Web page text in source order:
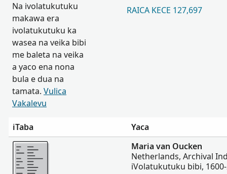
Na ivolatukutuku
makawa era
ivolatukutuku ka
wasea na veika bibi
me baleta na veika
a yaco ena nona
bula e dua na
tamata. Vulica
Vakalevu
RAICA KECE 127,697
iTaba
Yaca
Vakalevu cake
Maria van Oucken
Netherlands, Archival
iVolatukutuku bibi,